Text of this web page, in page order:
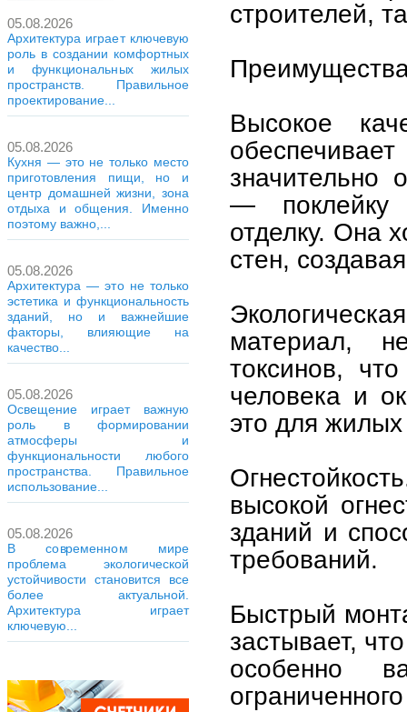
05.08.2026
Архитектура играет ключевую
роль в создании комфортных
и функциональных жилых
пространств. Правильное
проектирование...
05.08.2026
Кухня — это не только место
приготовления пищи, но и
центр домашней жизни, зона
отдыха и общения. Именно
поэтому важно,...
05.08.2026
Архитектура — это не только
эстетика и функциональность
зданий, но и важнейшие
факторы, влияющие на
качество...
05.08.2026
Освещение играет важную
роль в формировании
атмосферы и
функциональности любого
пространства. Правильное
использование...
05.08.2026
В современном мире
проблема экологической
устойчивости становится все
более актуальной.
Архитектура играет
ключевую...
строителей,
Высокое
значительно
— поклейку
отделку. Она
стен,
материал,
токсинов,
человека и
это для
высокой
зданий и
требований.
Быстрый
застывает,
особенно